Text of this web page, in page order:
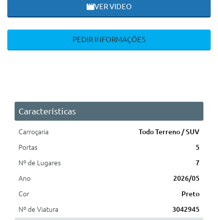
VER VIDEO
PEDIR INFORMAÇÕES
Características
Carroçaria
Todo Terreno / SUV
Portas
5
Nº de Lugares
7
Ano
2026/05
Cor
Preto
Nº de Viatura
3042945